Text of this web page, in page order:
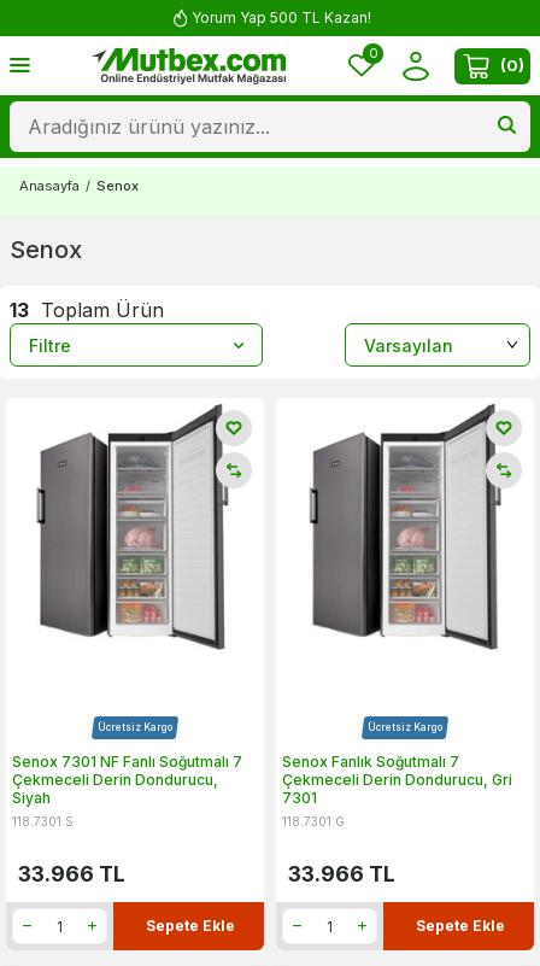
Yorum Yap 500 TL Kazan!
0
(0)
Anasayfa / Senox
Senox
13 Toplam Ürün
Filtre
Ücretsiz Kargo
Senox 7301 NF Fanlı Soğutmalı 7
Çekmeceli Derin Dondurucu,
Siyah
118.7301.S
33.966 TL
Sepete Ekle
Ücretsiz Kargo
Senox Fanlık Soğutmalı 7
Çekmeceli Derin Dondurucu, Gri
7301
118.7301.G
33.966 TL
Sepete Ekle